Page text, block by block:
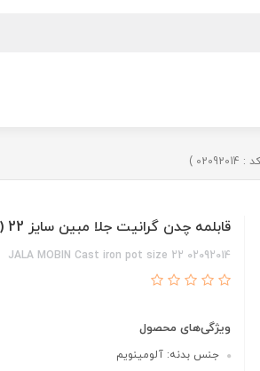
قابلمه چدن گرانیت جلا مبین سایز 22 ( کد : 02092014 )
02092014 JALA MOBIN Cast iron pot size 22
ویژگی‌های محصول
جنس بدنه: آلومینویم